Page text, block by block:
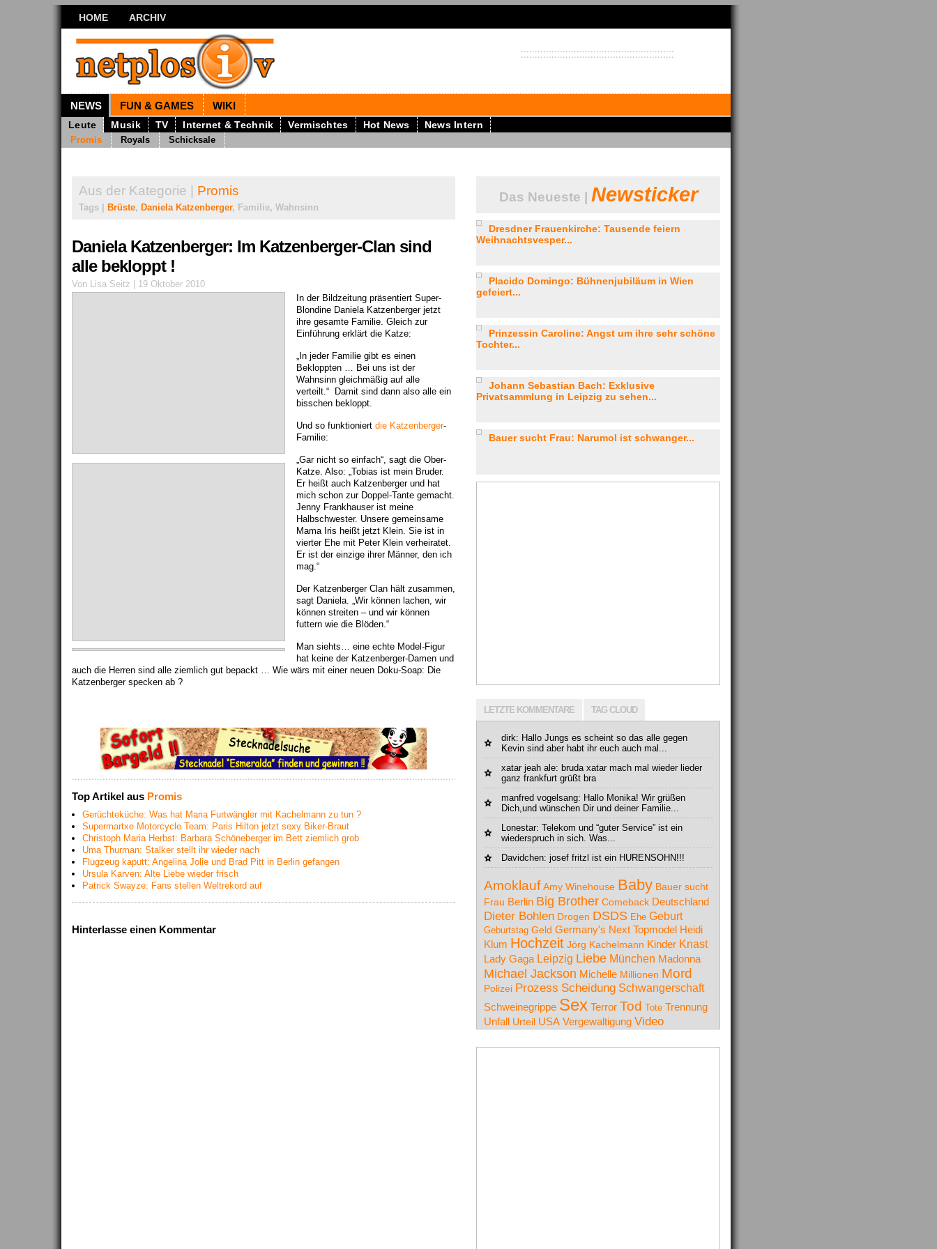
HOME ARCHIV
NEWS FUN & GAMES WIKI
Leute Musik TV Internet & Technik Vermischtes Hot News News Intern
Promis Royals Schicksale
Aus der Kategorie | Promis
Tags | Brüste, Daniela Katzenberger, Familie, Wahnsinn
Daniela Katzenberger: Im Katzenberger-Clan sind
alle bekloppt !
Von Lisa Seitz | 19 Oktober 2010
In der Bildzeitung präsentiert Super-
Blondine Daniela Katzenberger jetzt
ihre gesamte Familie. Gleich zur
Einführung erklärt die Katze:
„In jeder Familie gibt es einen
Bekloppten … Bei uns ist der
Wahnsinn gleichmäßig auf alle
verteilt.“ Damit sind dann also alle ein
bisschen bekloppt.
Und so funktioniert die Katzenberger-
Familie:
„Gar nicht so einfach“, sagt die Ober-
Katze. Also: „Tobias ist mein Bruder.
Er heißt auch Katzenberger und hat
mich schon zur Doppel-Tante gemacht.
Jenny Frankhauser ist meine
Halbschwester. Unsere gemeinsame
Mama Iris heißt jetzt Klein. Sie ist in
vierter Ehe mit Peter Klein verheiratet.
Er ist der einzige ihrer Männer, den ich
mag.“
Der Katzenberger Clan hält zusammen,
sagt Daniela. „Wir können lachen, wir
können streiten – und wir können
futtern wie die Blöden.“
Man siehts… eine echte Model-Figur
hat keine der Katzenberger-Damen und
auch die Herren sind alle ziemlich gut bepackt … Wie wärs mit einer neuen Doku-Soap: Die
Katzenberger specken ab ?
Top Artikel aus Promis
Gerüchteküche: Was hat Maria Furtwängler mit Kachelmann zu tun ?
Supermartxe Motorcycle Team: Paris Hilton jetzt sexy Biker-Braut
Christoph Maria Herbst: Barbara Schöneberger im Bett ziemlich grob
Uma Thurman: Stalker stellt ihr wieder nach
Flugzeug kaputt: Angelina Jolie und Brad Pitt in Berlin gefangen
Ursula Karven: Alte Liebe wieder frisch
Patrick Swayze: Fans stellen Weltrekord auf
Hinterlasse einen Kommentar
Das Neueste | Newsticker
Dresdner Frauenkirche: Tausende feiern
Weihnachtsvesper...
Placido Domingo: Bühnenjubiläum in Wien
gefeiert...
Prinzessin Caroline: Angst um ihre sehr schöne
Tochter...
Johann Sebastian Bach: Exklusive
Privatsammlung in Leipzig zu sehen...
Bauer sucht Frau: Narumol ist schwanger...
LETZTE KOMMENTARE TAG CLOUD
dirk: Hallo Jungs es scheint so das alle gegen
Kevin sind aber habt ihr euch auch mal...
xatar jeah ale: bruda xatar mach mal wieder lieder
ganz frankfurt grüßt bra
manfred vogelsang: Hallo Monika! Wir grüßen
Dich,und wünschen Dir und deiner Familie...
Lonestar: Telekom und “guter Service” ist ein
wiederspruch in sich. Was...
Davidchen: josef fritzl ist ein HURENSOHN!!!
Amoklauf Amy Winehouse Baby Bauer sucht
Frau Berlin Big Brother Comeback Deutschland
Dieter Bohlen Drogen DSDS Ehe Geburt
Geburtstag Geld Germany's Next Topmodel Heidi
Klum Hochzeit Jörg Kachelmann Kinder Knast
Lady Gaga Leipzig Liebe München Madonna
Michael Jackson Michelle Millionen Mord
Polizei Prozess Scheidung Schwangerschaft
Schweinegrippe Sex Terror Tod Tote Trennung
Unfall Urteil USA Vergewaltigung Video